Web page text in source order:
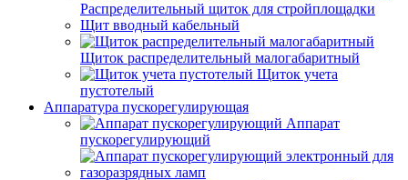
Распределительный щиток для стройплощадки
Щит вводный кабельный
Щиток распределительный малогабаритный
Щиток учета
пустотелый
Аппаратура пускорегулирующая
Аппарат
пускорегулирующий